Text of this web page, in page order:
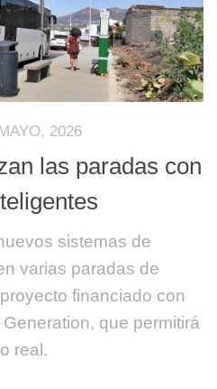
2026
las paradas con
sistemas de
varias paradas de
financiado con
que permitirá
real.